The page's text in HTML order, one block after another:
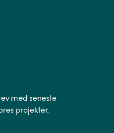
med seneste
projekter.